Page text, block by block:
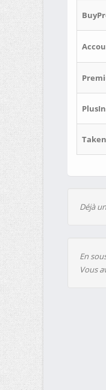
Déjà
En
Vous